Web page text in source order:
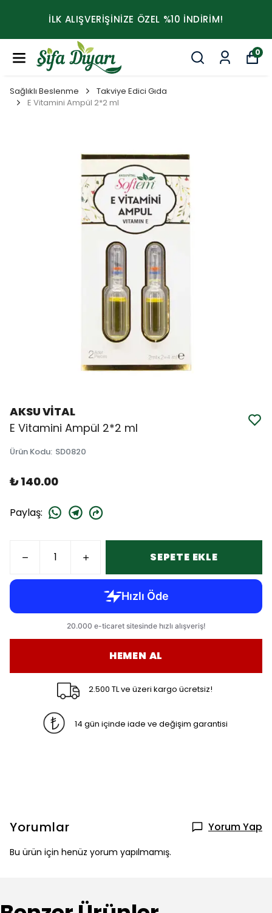
İLK ALIŞVERİŞİNİZE ÖZEL %10 İNDİRİM!
0
Sağlıklı Beslenme
Takviye Edici Gıda
E Vitamini Ampül 2*2 ml
AKSU VİTAL
E Vitamini Ampül 2*2 ml
Ürün Kodu: SD0820
₺ 140.00
Paylaş:
SEPETE EKLE
HEMEN AL
2.500 TL ve üzeri kargo ücretsiz!
14 gün içinde iade ve değişim garantisi
Yorumlar Yorum Yap
Bu ürün için henüz yorum yapılmamış.